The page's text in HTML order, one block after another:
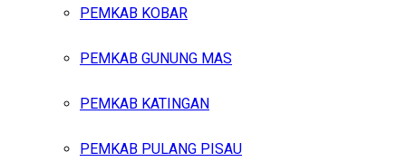
PEMKAB KOBAR
PEMKAB GUNUNG MAS
PEMKAB KATINGAN
PEMKAB PULANG PISAU